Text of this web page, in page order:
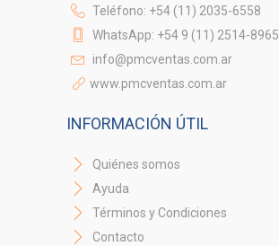
Teléfono: +54 (11) 2035-6558
WhatsApp: +54 9 (11) 2514-8965
info@pmcventas.com.ar
www.pmcventas.com.ar
INFORMACIÓN ÚTIL
Quiénes somos
Ayuda
Términos y Condiciones
Contacto